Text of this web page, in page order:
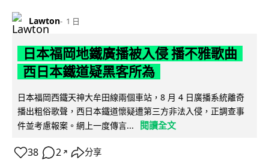
Lawton 1 日
日本福岡地鐵廣播被入侵 播不雅歌曲
西日本鐵道疑黑客所為
日本福岡西鐵天神大牟田線兩個車站，8 月 4 日廣播系統離奇
播出粗俗歌聲，西日本鐵道懷疑遭第三方非法入侵，正調查事
件並考慮報案。網上一度傳言...
閱讀全文
38 2 ↗ 分享